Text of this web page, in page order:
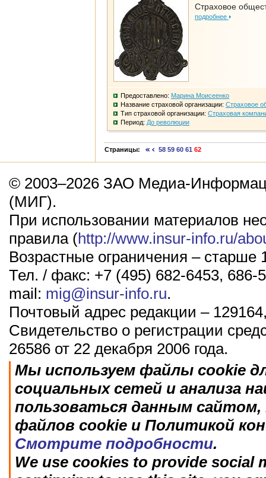
Страховое
подробнее
Предоставлено: Марина Моисеенко
Название страховой организации: Страховое
Тип страховой организации: Страховая
Период: До революции
Страницы: 58 59 60 61 62
© 2003–2026 ЗАО Медиа-
(МИГ).
При использовании материалов
правила (http://www.insur-info.ru/
Возрастные ограничения – старше
Тел. / факс: +7 (495) 682-6453, 686-
mail: mig@insur-info.ru.
Почтовый адрес редакции –
Свидетельство о регистрации
26586 от 22 декабря 2006 года.
Мы используем файлы cookie
социальных сетей и анализа
пользоваться данным
файлов cookie и Политикой
Смотрите подробности.
We use cookies to provide social